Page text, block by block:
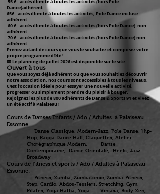
Dance)adhérent
65€ : accès illimité à toutes les activités, Pole Dance incluse
adhérent
60 € : accès illimité à toutes les activités (hors Pole Dance) non
adhérent
70 € : accès illimité à toutes les activités (hors Pole Dance) non
adhérent
Prenez autant de cours que vous le souhaitez et composez votre
propre programme d'été !
📅 Le planning de juillet 2026 est disponible sur le site.
Ouvert à tous
Que vous soyez déjà adhérent ou que vous souhaitiez découvrir
notre association, nos cours sont accessibles à tous les niveaux.
C'est l'occasion idéale pour essayer une nouvelle activité,
progresser ou simplement prendre du plaisir à bouger.
Rejoignez les plus de 800 adhérents de Danse & Sports 91 et vivez
un été actif à Palaiseau !
Cours de Danses Enfants / Ado / Adultes à Palaiseau
Essonne
Danse Classique, Modern-Jazz, Pole Danse, Hip-
Hop, Ragga Dance Hall, Claquettes, Atelier
Chorégraphique Modern, Danse
Contemporaine,
Danse Orientale, Heels, Jazz
Broadway
Cours de Fitness et sports / Ado / Adultes à Palaiseau
Essonne:
Fitness, Zumba, Zumbatomic, Zumba-Fitness,
Step, Cardio, Abdos-Fessiers, Stretching, Gym
Pilates, Yoga Hatha, Yoga Viniasa, Body-Zen,